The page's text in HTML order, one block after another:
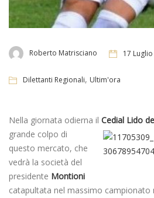
Roberto Matrisciano 17
Dilettanti Regionali, Ultim'ora
Nella giornata odierna il Cedial Lido
grande colpo di
questo mercato, che
vedrà la società del
presidente Montioni
catapultata nel massimo campionato